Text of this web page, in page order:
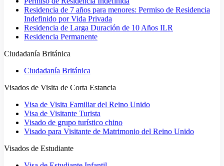
Residencia de 7 años para menores: Permiso de Residencia
Indefinido por Vida Privada
Residencia de Larga Duración de 10 Años ILR
Residencia Permanente
Ciudadanía Británica
Ciudadanía Británica
Visados de Visita de Corta Estancia
Visa de Visita Familiar del Reino Unido
Visa de Visitante Turista
Visado de grupo turístico chino
Visado para Visitante de Matrimonio del Reino Unido
Visados de Estudiante